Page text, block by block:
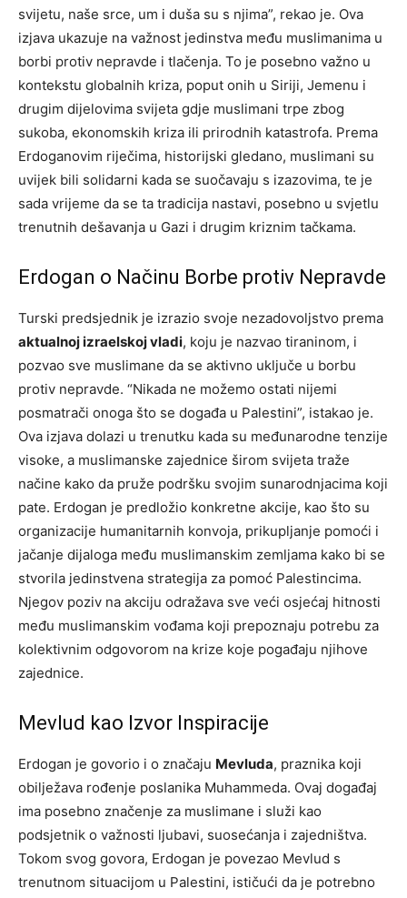
svijetu, naše srce, um i duša su s njima”, rekao je. Ova
izjava ukazuje na važnost jedinstva među muslimanima u
borbi protiv nepravde i tlačenja. To je posebno važno u
kontekstu globalnih kriza, poput onih u Siriji, Jemenu i
drugim dijelovima svijeta gdje muslimani trpe zbog
sukoba, ekonomskih kriza ili prirodnih katastrofa. Prema
Erdoganovim riječima, historijski gledano, muslimani su
uvijek bili solidarni kada se suočavaju s izazovima, te je
sada vrijeme da se ta tradicija nastavi, posebno u svjetlu
trenutnih dešavanja u Gazi i drugim kriznim tačkama.
Erdogan o Načinu Borbe protiv Nepravde
Turski predsjednik je izrazio svoje nezadovoljstvo prema
aktualnoj izraelskoj vladi, koju je nazvao tiraninom, i
pozvao sve muslimane da se aktivno uključe u borbu
protiv nepravde. “Nikada ne možemo ostati nijemi
posmatrači onoga što se događa u Palestini”, istakao je.
Ova izjava dolazi u trenutku kada su međunarodne tenzije
visoke, a muslimanske zajednice širom svijeta traže
načine kako da pruže podršku svojim sunarodnjacima koji
pate. Erdogan je predložio konkretne akcije, kao što su
organizacije humanitarnih konvoja, prikupljanje pomoći i
jačanje dijaloga među muslimanskim zemljama kako bi se
stvorila jedinstvena strategija za pomoć Palestincima.
Njegov poziv na akciju odražava sve veći osjećaj hitnosti
među muslimanskim vođama koji prepoznaju potrebu za
kolektivnim odgovorom na krize koje pogađaju njihove
zajednice.
Mevlud kao Izvor Inspiracije
Erdogan je govorio i o značaju Mevluda, praznika koji
obilježava rođenje poslanika Muhammeda. Ovaj događaj
ima posebno značenje za muslimane i služi kao
podsjetnik o važnosti ljubavi, suosećanja i zajedništva.
Tokom svog govora, Erdogan je povezao Mevlud s
trenutnom situacijom u Palestini, ističući da je potrebno